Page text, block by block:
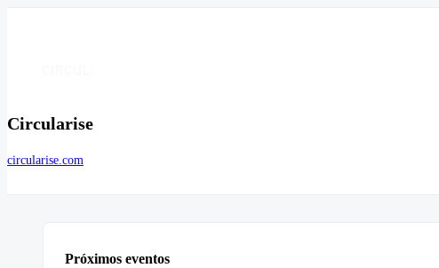
Circularise
circularise.com
Próximos eventos